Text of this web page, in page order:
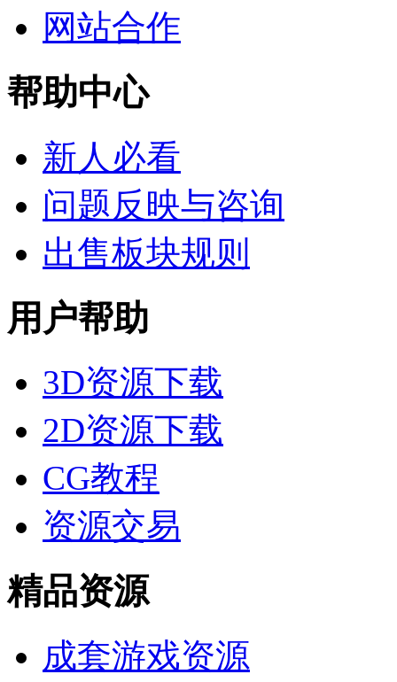
网站合作
帮助中心
新人必看
问题反映与咨询
出售板块规则
用户帮助
3D资源下载
2D资源下载
CG教程
资源交易
精品资源
成套游戏资源